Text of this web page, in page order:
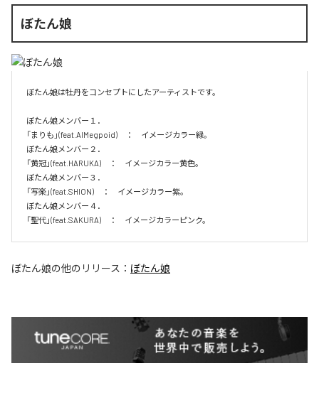
ぼたん娘
ぼたん娘は牡丹をコンセプトにしたアーティストです。
ぼたん娘メンバー１．
「まりも」(feat.AIMegpoid)　：　イメージカラー緑。
ぼたん娘メンバー２．
「黄冠」(feat.HARUKA)　：　イメージカラー黄色。
ぼたん娘メンバー３．
「写楽」(feat.SHION)　：　イメージカラー紫。
ぼたん娘メンバー４．
「聖代」(feat.SAKURA)　：　イメージカラーピンク。
ぼたん娘の他のリリース： ぼたん娘